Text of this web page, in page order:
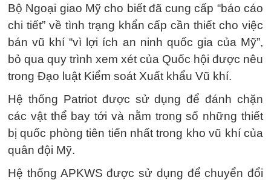
Bộ Ngoại giao Mỹ cho biết đã cung cấp “báo cáo
chi tiết” về tình trạng khẩn cấp cần thiết cho việc
bán vũ khí “vì lợi ích an ninh quốc gia của Mỹ”,
bỏ qua quy trình xem xét của Quốc hội được nêu
trong Đạo luật Kiểm soát Xuất khẩu Vũ khí.
Hệ thống Patriot được sử dụng để đánh chặn
các vật thể bay tới và nằm trong số những thiết
bị quốc phòng tiên tiến nhất trong kho vũ khí của
quân đội Mỹ.
Hệ thống APKWS được sử dụng để chuyển đổi